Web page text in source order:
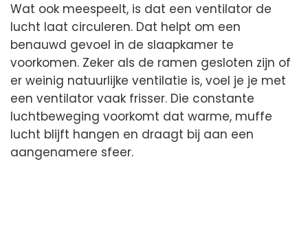
Wat ook meespeelt, is dat een ventilator de
lucht laat circuleren. Dat helpt om een
benauwd gevoel in de slaapkamer te
voorkomen. Zeker als de ramen gesloten zijn of
er weinig natuurlijke ventilatie is, voel je je met
een ventilator vaak frisser. Die constante
luchtbeweging voorkomt dat warme, muffe
lucht blijft hangen en draagt bij aan een
aangenamere sfeer.